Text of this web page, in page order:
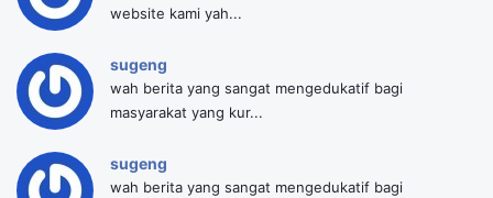
website kami yah...
sugeng
wah berita yang sangat mengedukatif bagi
masyarakat yang kur...
sugeng
wah berita yang sangat mengedukatif bagi